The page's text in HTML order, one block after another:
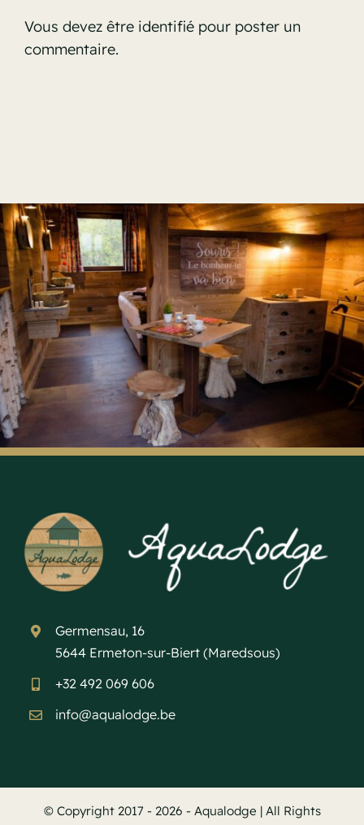
Vous devez être identifié pour poster un
commentaire.
Germensau, 16
5644 Ermeton-sur-Biert (Maredsous)
+32 492 069 606
info@aqualodge.be
© Copyright 2017 - 2026 - Aqualodge | All Rights